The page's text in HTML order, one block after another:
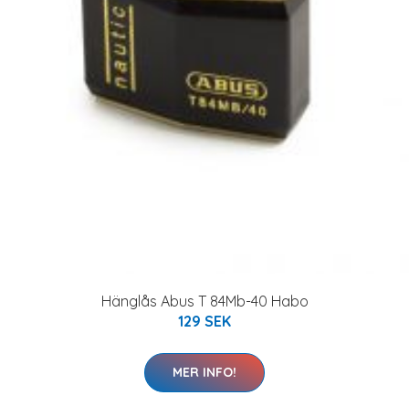
Hänglås Abus T 84Mb-40 Habo
129 SEK
MER INFO!